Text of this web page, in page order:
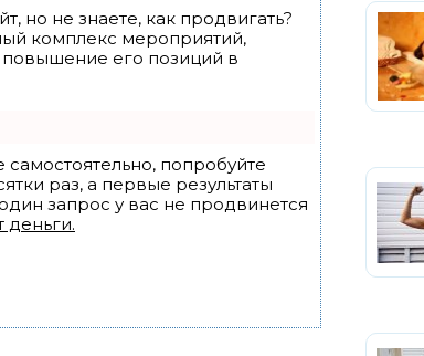
но не знаете, как продвигать?
комплекс мероприятий,
его позиций в
попробуйте
раз, а первые результаты
запрос у вас не продвинется
деньги.